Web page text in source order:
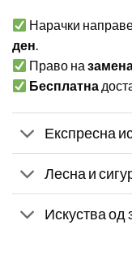
Нарачки
ден.
Право на
Бесплатна
Експресна
Лесна и
Искуства од